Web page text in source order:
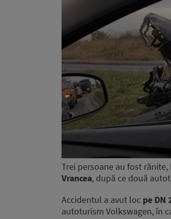
Trei persoane au fost
Vrancea, după ce două
Accidentul a avut loc pe DN
autoturism Volkswagen, în